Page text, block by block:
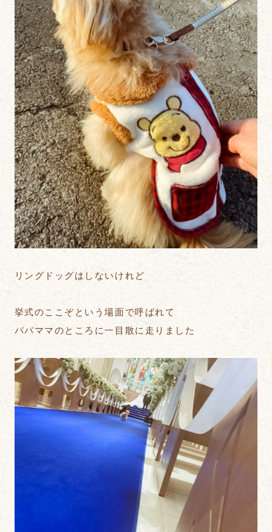
リングドッグはしないけれど
挙式のここぞという場面で呼ばれて
パパママのところに一目散に走りました